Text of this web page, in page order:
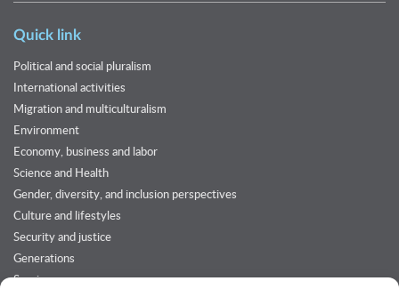
Quick link
Political and social pluralism
International activities
Migration and multiculturalism
Environment
Economy, business and labor
Science and Health
Gender, diversity, and inclusion perspectives
Culture and lifestyles
Security and justice
Generations
Services